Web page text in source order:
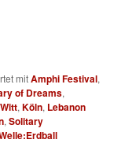
mitAmphi Festival,
of Dreams,
,Köln, Lebanon
,Solitary